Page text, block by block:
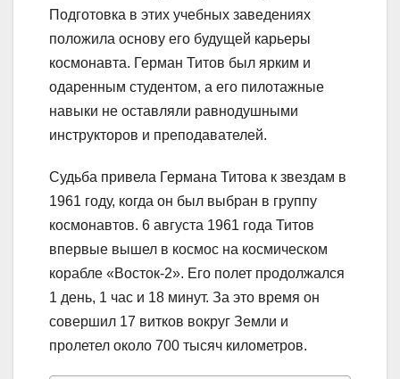
Подготовка в этих учебных заведениях
положила основу его будущей карьеры
космонавта. Герман Титов был ярким и
одаренным студентом, а его пилотажные
навыки не оставляли равнодушными
инструкторов и преподавателей.
Судьба привела Германа Титова к звездам в
1961 году, когда он был выбран в группу
космонавтов. 6 августа 1961 года Титов
впервые вышел в космос на космическом
корабле «Восток-2». Его полет продолжался
1 день, 1 час и 18 минут. За это время он
совершил 17 витков вокруг Земли и
пролетел около 700 тысяч километров.